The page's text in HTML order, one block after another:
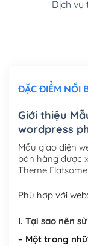
Cài đặt
Mua thêm Host +
Tên miền
Tên miền
Hosting
Hosting
Dịch vụ
ĐẶC ĐIỂM NỔI
Giới thiệu
wordpress
Mẫu giao diện
bán hàng được
Theme Flatsome
Phù hợp với web:
I. Tại sao nên
– Một trong